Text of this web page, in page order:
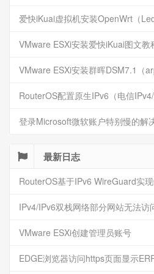
爱快iKuai虚拟机安装OpenWrt（
VMware ESXi安装爱快iKuai图文教
VMware ESXi安装群晖DSM7.1（
RouterOS配置原生IPv6（电信IPv4/
登录Microsoft微软账户特别慢的解
最新日志
RouterOS基于IPv6 WireGuard实
IPv4/IPv6双栈网络部分网站无法访
VMware ESXi创建管理员账号